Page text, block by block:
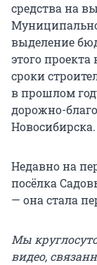
средства на
выделение
этого
сроки
в прошлом
дорожно-
Новосибирска.
Недавно на
посёлка
— она стала
Мы
видео,